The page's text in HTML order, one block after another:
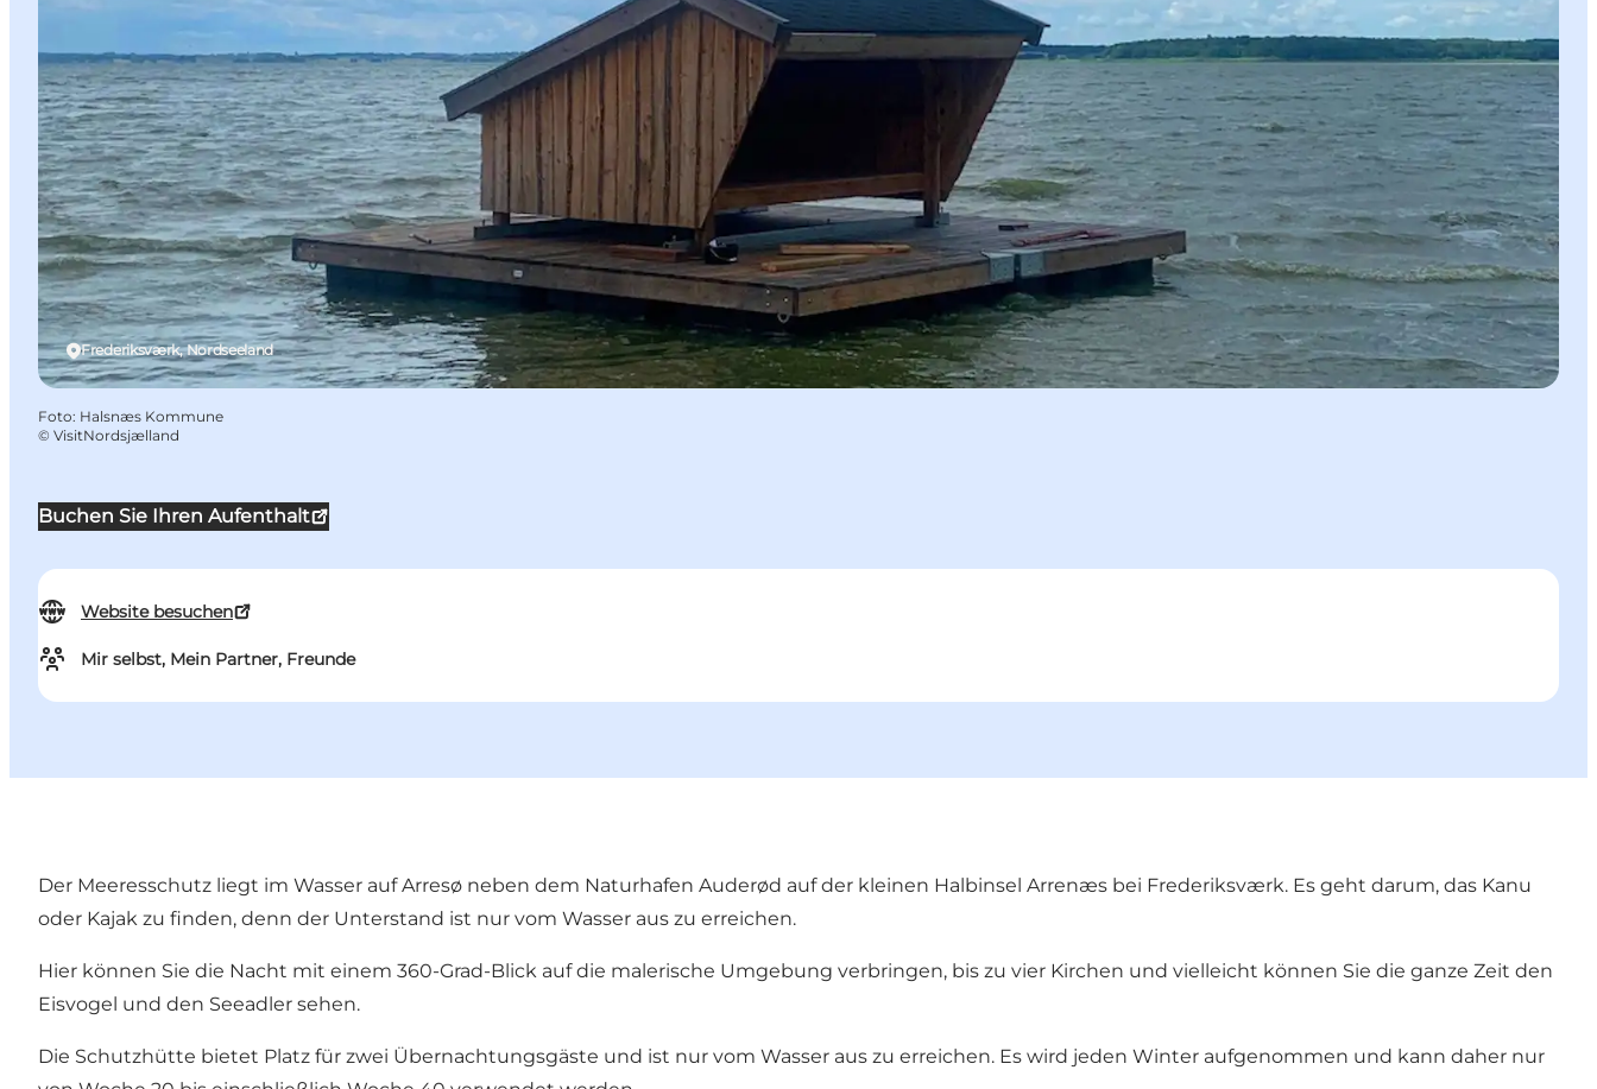
Buchen Sie Ihren Aufenthalt
Website besuchen
Mir selbst, Mein Partner, Freunde
Frederiksværk, Nordseeland
Foto: Halsnæs Kommune
© VisitNordsjælland
Der Meeresschutz liegt im Wasser auf Arresø neben dem Naturhafen Auderød auf der kleinen Halbinsel Arrenæs bei Frederiksværk. Es geht darum, das Kanu
oder Kajak zu finden, denn der Unterstand ist nur vom Wasser aus zu erreichen.
Hier können Sie die Nacht mit einem 360-Grad-Blick auf die malerische Umgebung verbringen, bis zu vier Kirchen und vielleicht können Sie die ganze Zeit den
Eisvogel und den Seeadler sehen.
Die Schutzhütte bietet Platz für zwei Übernachtungsgäste und ist nur vom Wasser aus zu erreichen. Es wird jeden Winter aufgenommen und kann daher nur